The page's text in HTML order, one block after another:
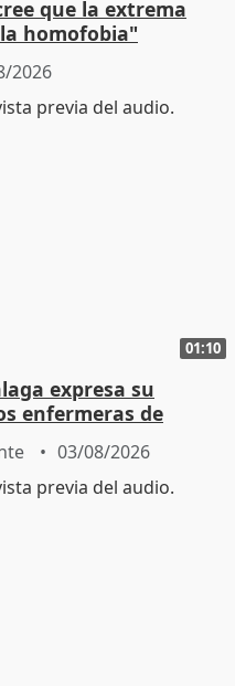
que la extrema
homofobia"
2026
01:10
expresa su
enfermeras de
03/08/2026